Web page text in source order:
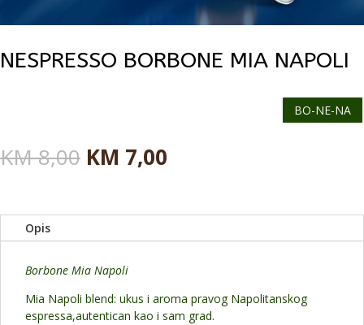
NESPRESSO BORBONE MIA NAPOLI
BO-NE-NA
KM8,00 Originalna
cena
bila:
KM 8,00.
KM 7,00
KM 7,00.
Opis
Borbone Mia Napoli
Mia Napoli blend: ukus i aroma pravog Napolitanskog
espressa,autentican kao i sam grad.